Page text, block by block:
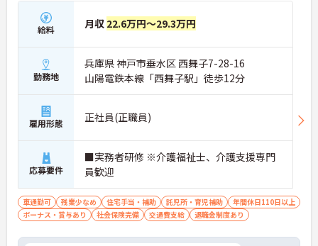
給料 月収 22.6万円～29.3万円
勤務地
兵庫県 神戸市垂水区 西舞子7-28-16
山陽電鉄本線「西舞子駅」徒歩12分
雇用形態 正社員(正職員)
応募要件
■実務者研修 ※介護福祉士、介護支援専門
員歓迎
車通勤可 残業少なめ 住宅手当・補助 託児所・育児補助
年間休日110日以上
ボーナス・賞与あり
社会保険完備 交通費支給 退職金制度あり